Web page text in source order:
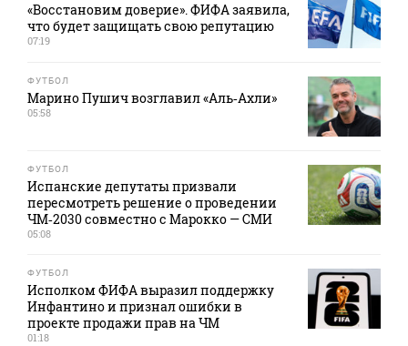
«Восстановим доверие». ФИФА заявила,
что будет защищать свою репутацию
07:19
ФУТБОЛ
Марино Пушич возглавил «Аль‑Ахли»
05:58
ФУТБОЛ
Испанские депутаты призвали
пересмотреть решение о проведении
ЧМ‑2030 совместно с Марокко — СМИ
05:08
ФУТБОЛ
Исполком ФИФА выразил поддержку
Инфантино и признал ошибки в
проекте продажи прав на ЧМ
01:18